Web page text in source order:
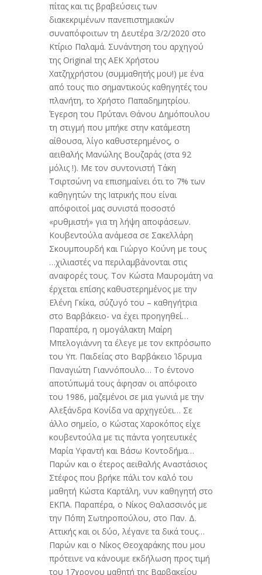
πίτας και τις βραβεύσεις των
διακεκριμένων πανεπιστημιακών
συναπόφοιτων τη Δευτέρα 3/2/2020 στο
Κτίριο Παλαμά. Συνάντηση του αρχηγού
της Original της ΑΕΚ Χρήστου
Χατζηχρήστου (συμμαθητής μου!) με ένα
από τους πιο σημαντικούς καθηγητές του
πλανήτη, το Χρήστο Παπαδημητρίου.
Έγερση του Πρύτανι Θάνου Δημόπουλου
τη στιγμή που μπήκε στην κατάμεστη
αίθουσα, λίγο καθυστερημένος, ο
αειθαλής Μανώλης Βουζαράς (στα 92
μόλις !). Με τον συντονιστή Τάκη
Τσιρτσώνη να επισημαίνει ότι το 7% των
καθηγητών της Ιατρικής που είναι
απόφοιτοί μας συνιστά ποσοστό
«ρυθμιστή» για τη λήψη αποφάσεων.
Κουβεντούλα ανάμεσα σε Σακελλάρη
Σκουμπουρδή και Γιώργο Κούνη με τους
…χιλιαστές να περιλαμβάνονται στις
αναφορές τους. Τον Κώστα Μαυρομάτη να
έρχεται επίσης καθυστερημένος με την
Ελένη Γκίκα, σύζυγό του – καθηγήτρια
στο Βαρβάκειο- να έχει προηγηθεί…
Παραπέρα, η ομογάλακτη Μαίρη
Μπελογιάννη τα έλεγε με τον εκπρόσωπο
του Υπ. Παιδείας στο Βαρβάκειο Ίδρυμα
Παναγιώτη Γιαννόπουλο… Το έντονο
αποτύπωμά τους άφησαν οι απόφοιτο
του 1986, μαζεμένοι σε μια γωνιά με την
Αλεξάνδρα Κονίδα να αρχηγεύει… Σε
άλλο σημείο, ο Κώστας Χαροκόπος είχε
κουβεντούλα με τις πάντα γοητευτικές
Μαρία Υφαντή και Βάσω Κοντοδήμα…
Παρών και ο έτερος αειθαλής Αναστάσιος
Στέφος που βρήκε πάλι τον καλό του
μαθητή Κώστα Καρτάλη, νυν καθηγητή στο
ΕΚΠΑ. Παραπέρα, ο Νίκος Θαλασσινός με
την Πόπη Σωτηροπούλου, στο Παν. Δ.
Αττικής και οι δύο, λέγανε τα δικά τους…
Παρών και ο Νίκος Θεοχαράκης που μου
πρότεινε να κάνουμε εκδήλωση προς τιμή
του 17χρονου μαθητή της Βαρβακείου